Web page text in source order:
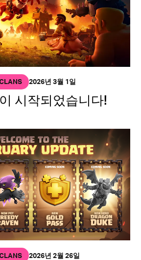
2026년 3월 1일
시작되었습니다!
2026년 2월 26일